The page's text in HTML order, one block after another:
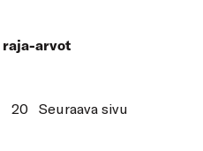
raja-arvot
20 Seuraava sivu